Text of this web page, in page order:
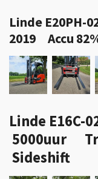
Linde
2019 Accu
Linde
5000uur
Sideshift